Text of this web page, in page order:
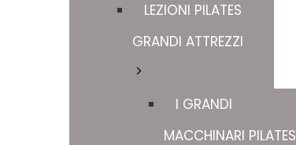
LEZIONI PILATES
GRANDI ATTREZZI
I GRANDI
MACCHINARI PILATES